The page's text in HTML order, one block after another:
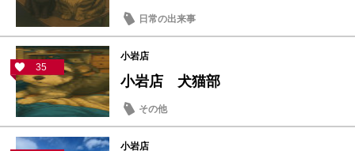
日常の出来事
35
小岩店
小岩店 犬猫部
その他
小岩店